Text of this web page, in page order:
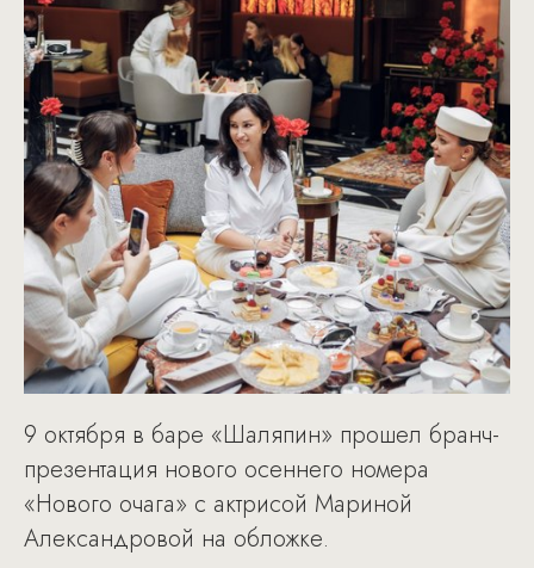
9 октября в баре «Шаляпин» прошел бранч-
презентация нового осеннего номера
«Нового очага» с актрисой Мариной
Александровой на обложке.